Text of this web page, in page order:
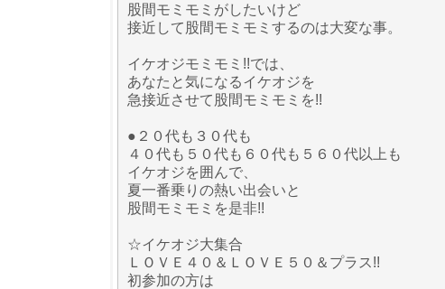
股間モミモミがしたいけど
接近して股間モミモミするのは大変な事。
イケオジモミモミ!!では、
あなたと気になるイケオジを
急接近させて股間モミモミを!!
●２０代も３０代も
４０代も５０代も６０代も５６０代以上も
イケオジを囲んで、
夏一番乗りの熱い出会いと
股間モミモミを是非!!
☆イケオジ大集合
ＬＯＶＥ４０＆ＬＯＶＥ５０＆プラス!!
初参加の方は